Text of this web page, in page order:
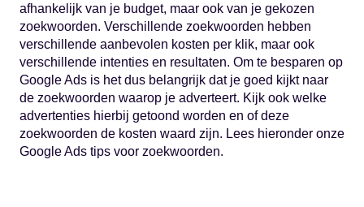
afhankelijk van je budget, maar ook van je gekozen
zoekwoorden. Verschillende zoekwoorden hebben
verschillende aanbevolen kosten per klik, maar ook
verschillende intenties en resultaten. Om te besparen op
Google Ads is het dus belangrijk dat je goed kijkt naar
de zoekwoorden waarop je adverteert. Kijk ook welke
advertenties hierbij getoond worden en of deze
zoekwoorden de kosten waard zijn. Lees hieronder onze
Google Ads tips voor zoekwoorden.